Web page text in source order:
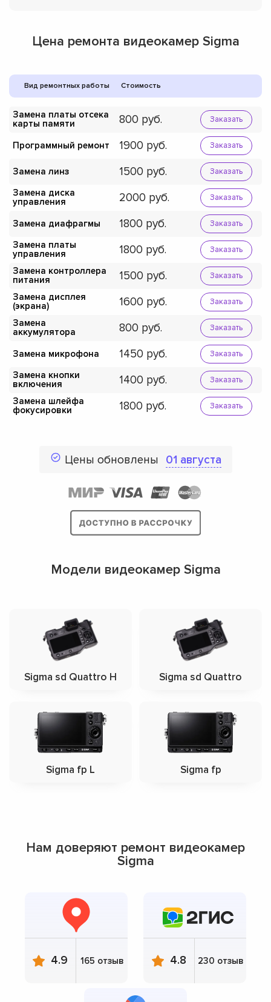
Цена ремонта видеокамер Sigma
Вид ремонтных работы Стоимость
Замена платы отсека
карты памяти
800 Заказать
Программный ремонт 1900 Заказать
Замена линз 1500 Заказать
Замена диска
управления
2000 Заказать
Замена диафрагмы 1800 Заказать
Замена платы
управления
1800 Заказать
Замена контроллера
питания
1500 Заказать
Замена дисплея
(экрана)
1600 Заказать
Замена
аккумулятора
800 Заказать
Замена микрофона 1450 Заказать
Замена кнопки
включения
1400 Заказать
Замена шлейфа
фокусировки
1800 Заказать
Цены обновлены 01 августа
Модели видеокамер Sigma
Sigma sd Quattro H Sigma sd Quattro
Sigma fp L Sigma fp
Нам доверяют ремонт видеокамер
Sigma
4.9 165 отзыв 4.8 230 отзыв